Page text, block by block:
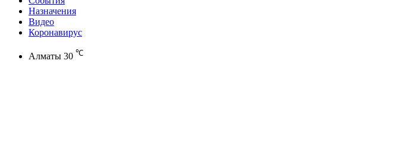
Назначения
Видео
Коронавирус
Алматы 30 ℃